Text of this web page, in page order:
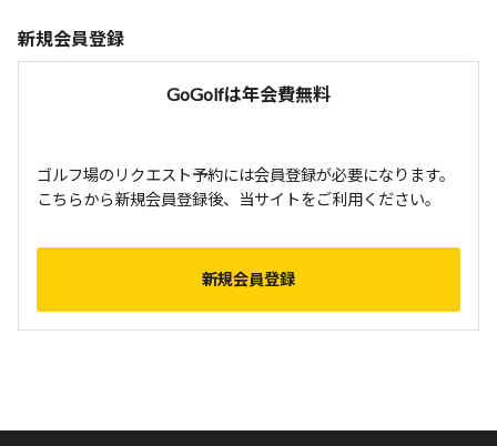
新規会員登録
GoGolfは年会費無料
ゴルフ場のリクエスト予約には会員登録が必要になります。
こちらから新規会員登録後、当サイトをご利用ください。
新規会員登録